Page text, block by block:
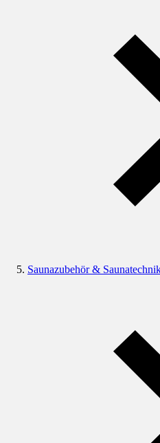
Saunazubehör &